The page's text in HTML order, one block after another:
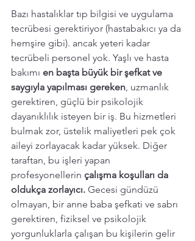
Bazı hastalıklar tıp bilgisi ve uygulama
tecrübesi gerektiriyor (hastabakıcı ya da
hemşire gibi). ancak yeteri kadar
tecrübeli personel yok. Yaşlı ve hasta
bakımı en başta büyük bir şefkat ve
saygıyla yapılması gereken , uzmanlık
gerektiren, güçlü bir psikolojik
dayanıklılık isteyen bir iş. Bu hizmetleri
bulmak zor, üstelik maliyetleri pek çok
aileyi zorlayacak kadar yüksek. Diğer
taraftan, bu işleri yapan
profesyonellerin çalışma koşulları da
oldukça zorlayıcı. Gecesi gündüzü
olmayan, bir anne baba şefkati ve sabrı
gerektiren, fiziksel ve psikolojik
yorgunluklarla çalışan bu kişilerin gelir